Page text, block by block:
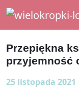
Main Navigation
Przepiękna
przyjemność
25 listopada 2021